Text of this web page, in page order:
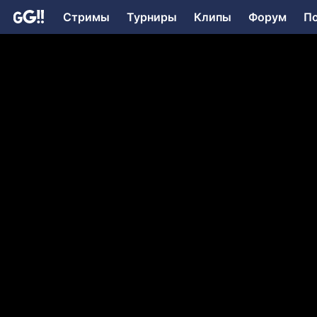
Стримы Турниры Клипы Форум